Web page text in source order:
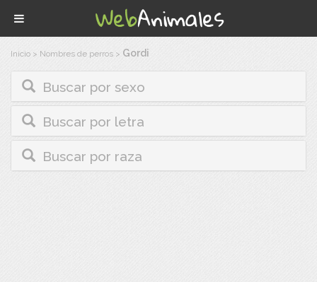
Inicio > Nombres de perros > Gordi
Buscar por sexo
Buscar por letra
Buscar por raza